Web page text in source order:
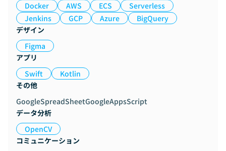
Docker
AWS ECS
Serverless
Jenkins
GCP Azure
BigQuery
デザイン
Figma
アプリ
Swift
Kotlin
その他
GoogleSpreadSheetGoogleAppsScript
データ分析
OpenCV
コミュニケーション